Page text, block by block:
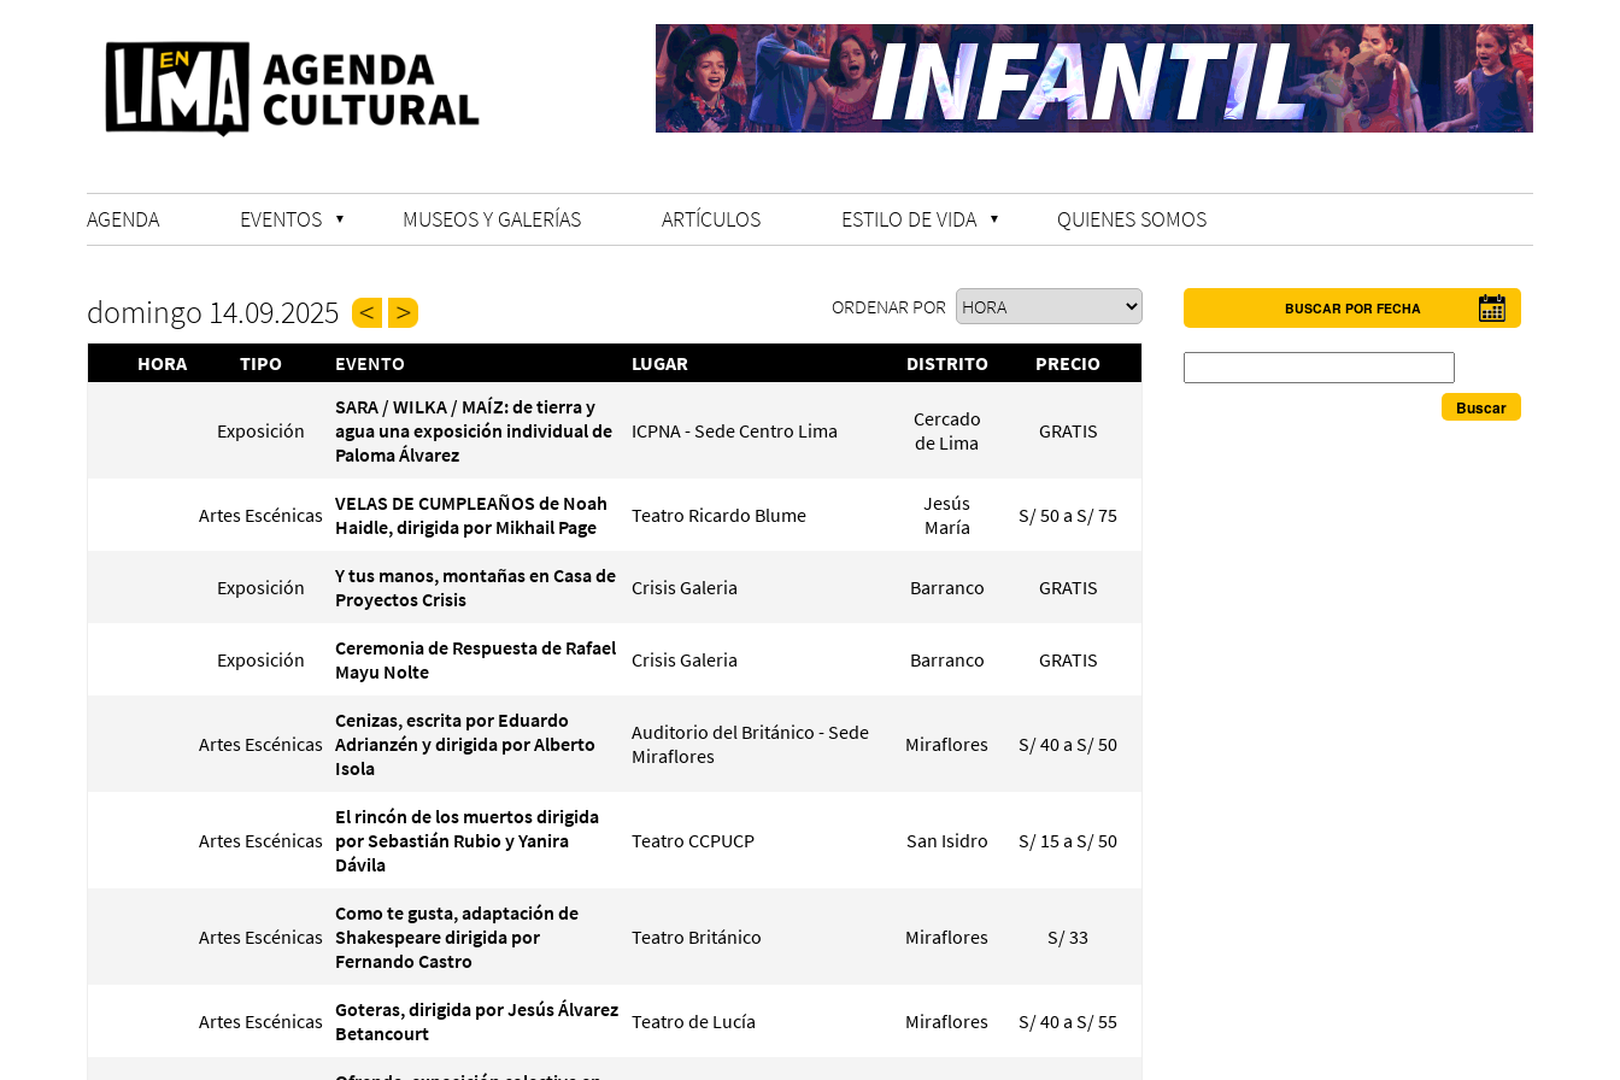
AGENDA EVENTOS MUSEOS Y GALERÍAS ARTÍCULOS ESTILO DE VIDA QUIENES SOMOS
domingo 14.09.2025 ORDENAR POR
HORA TIPO EVENTO LUGAR DISTRITO PRECIO
Exposición
SARA / WILKA / MAÍZ: de tierra y
agua una exposición individual de
Paloma Álvarez
ICPNA - Sede Centro Lima
Cercado
de Lima
GRATIS
Artes Escénicas VELAS DE CUMPLEAÑOS de Noah
Haidle, dirigida por Mikhail Page
Teatro Ricardo Blume
Jesús
María
S/ 50 a S/ 75
Exposición
Y tus manos, montañas en Casa de
Proyectos Crisis
Crisis Galeria Barranco GRATIS
Exposición
Ceremonia de Respuesta de Rafael
Mayu Nolte
Crisis Galeria Barranco GRATIS
Artes Escénicas
Cenizas, escrita por Eduardo
Adrianzén y dirigida por Alberto
Isola
Auditorio del Británico - Sede
Miraflores
Miraflores S/ 40 a S/ 50
Artes Escénicas
El rincón de los muertos dirigida
por Sebastián Rubio y Yanira
Dávila
Teatro CCPUCP San Isidro S/ 15 a S/ 50
Artes Escénicas
Como te gusta, adaptación de
Shakespeare dirigida por
Fernando Castro
Teatro Británico Miraflores S/ 33
Artes Escénicas Goteras, dirigida por Jesús Álvarez
Betancourt
Teatro de Lucía Miraflores S/ 40 a S/ 55
BUSCAR POR FECHA